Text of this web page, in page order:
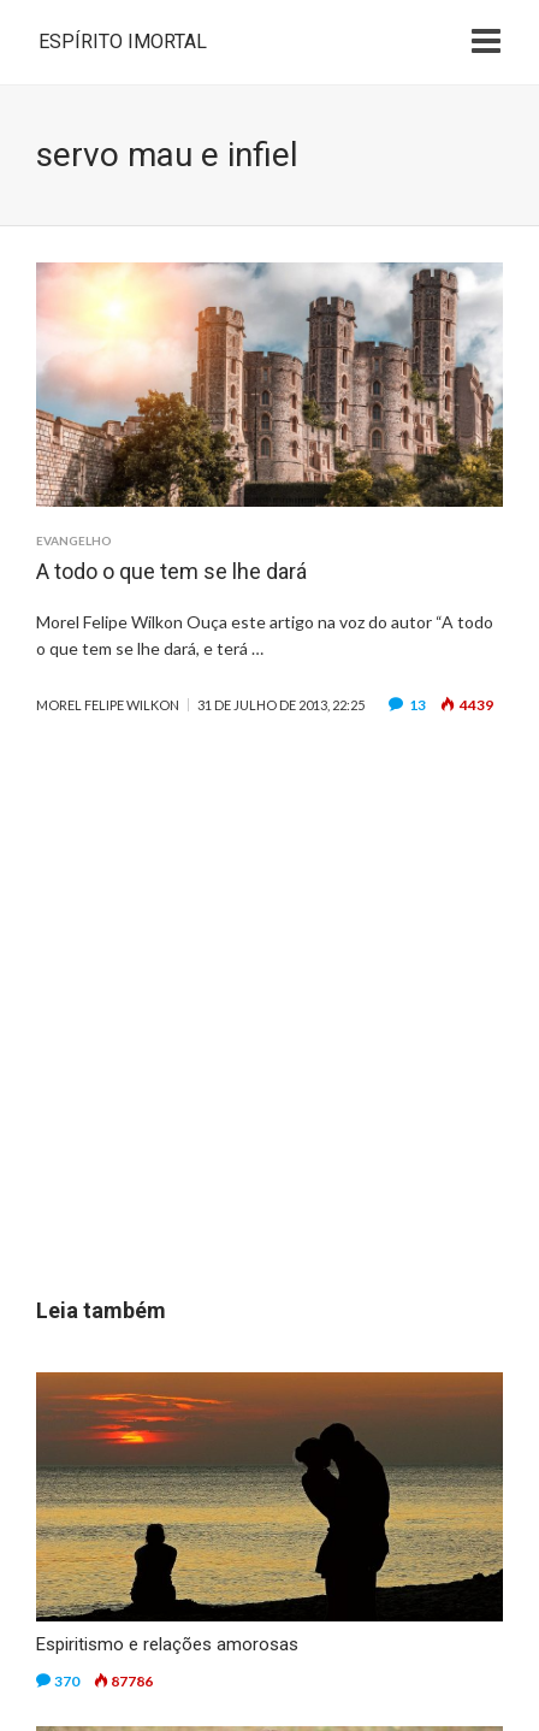
ESPÍRITO IMORTAL
servo mau e infiel
EVANGELHO
A todo o que tem se lhe dará
Morel Felipe Wilkon Ouça este artigo na voz do autor “A todo
o que tem se lhe dará, e terá …
MOREL FELIPE WILKON 31 DE JULHO DE 2013, 22:25 13 4439
Leia também
Espiritismo e relações amorosas
370 87786